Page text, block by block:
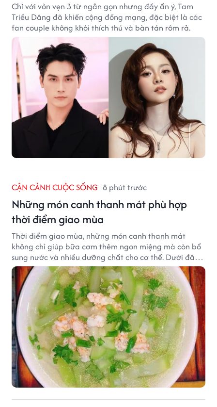
Chỉ với vỏn vẹn 3 từ ngắn gọn nhưng đầy ẩn ý, Tam
Triều Dâng đã khiến cộng đồng mạng, đặc biệt là các
fan couple không khỏi thích thú và bàn tán rôm rả.
CẬN CẢNH CUỘC SỐNG 8 phút trước
Những món canh thanh mát phù hợp
thời điểm giao mùa
Thời điểm giao mùa, những món canh thanh mát
không chỉ giúp bữa cơm thêm ngon miệng mà còn bổ
sung nước và nhiều dưỡng chất cho cơ thể. Dưới đây
là một số món canh đơn giản, dễ nấu, phù hợp cho cả
gia đình.